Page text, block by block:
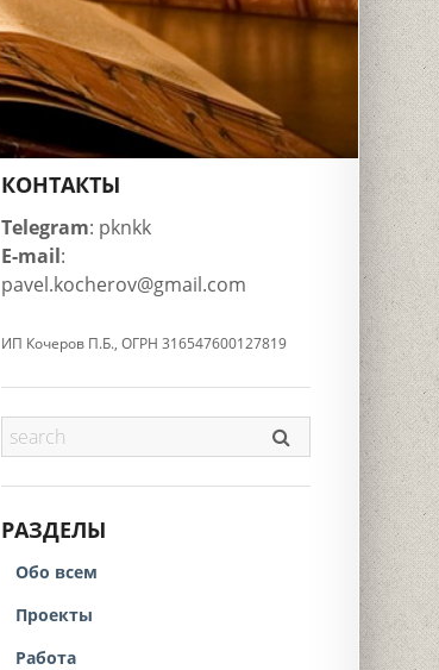
КОНТАКТЫ
Telegram: pknkk
E-mail:
pavel.kocherov@gmail.com
ИП Кочеров П.Б., ОГРН 316547600127819
РАЗДЕЛЫ
Обо всем
Проекты
Работа